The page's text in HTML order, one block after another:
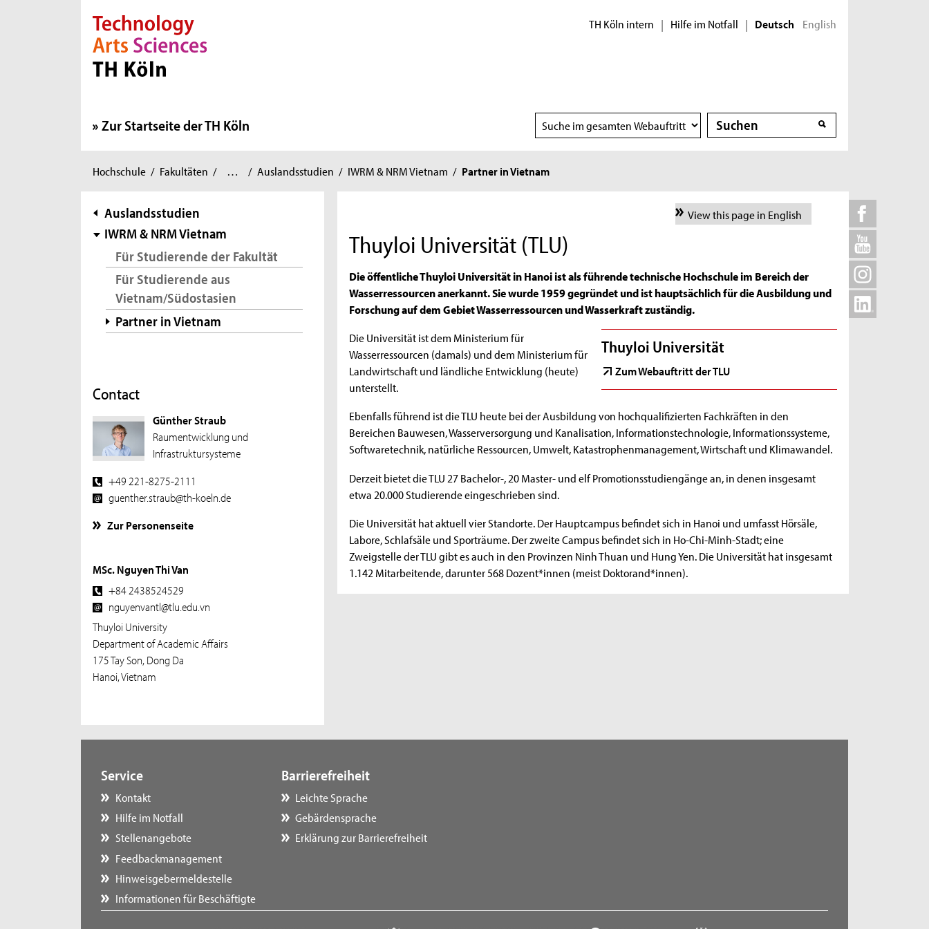
Direkt zur Hauptnavigation
Direkt zur Subnavigation
Direkt zum Inhalt
Direkt zum Fußbereich TH Köln intern | Hilfe im Notfall | Deutsch English
Zur Startseite der TH Köln
Suchbereich
wählen
Suche
Suche
Sie
hier:
Hochschule / Fakultäten / … /
Raumentwicklung
Studium
Auslandsstudien / IWRM & NRM Vietnam / Partner in Vietnam
Subnavigation
Auslandsstudien
IWRM & NRM Vietnam
Für Studierende der Fakultät
Für Studierende aus
Vietnam/Südostasien
Partner in Vietnam
Contact
Günther Straub
Raumentwicklung und
Infrastruktursysteme
+49 221-8275-2111
guenther.straub@th-koeln.de
Zur Personenseite
MSc. Nguyen Thi Van
+84 2438524529
nguyenvantl@tlu.edu.vn
Thuyloi University
Department of Academic Affairs
175 Tay Son, Dong Da
Hanoi, Vietnam
View this page in English
Thuyloi Universität (TLU)
Die öffentliche Thuyloi Universität in Hanoi ist als führende technische Hochschule im Bereich der
Wasserressourcen anerkannt. Sie wurde 1959 gegründet und ist hauptsächlich für die Ausbildung und
Forschung auf dem Gebiet Wasserressourcen und Wasserkraft zuständig.
Thuyloi Universität
Zum Webauftritt der TLU
Die Universität ist dem Ministerium für
Wasserressourcen (damals) und dem Ministerium für
Landwirtschaft und ländliche Entwicklung (heute)
unterstellt.
Ebenfalls führend ist die TLU heute bei der Ausbildung von hochqualifizierten Fachkräften in den
Bereichen Bauwesen, Wasserversorgung und Kanalisation, Informationstechnologie, Informationssysteme,
Softwaretechnik, natürliche Ressourcen, Umwelt, Katastrophenmanagement, Wirtschaft und Klimawandel.
Derzeit bietet die TLU 27 Bachelor-, 20 Master- und elf Promotionsstudiengänge an, in denen insgesamt
etwa 20.000 Studierende eingeschrieben sind.
Die Universität hat aktuell vier Standorte. Der Hauptcampus befindet sich in Hanoi und umfasst Hörsäle,
Labore, Schlafsäle und Sporträume. Der zweite Campus befindet sich in Ho-Chi-Minh-Stadt; eine
Zweigstelle der TLU gibt es auch in den Provinzen Ninh Thuan und Hung Yen. Die Universität hat insgesamt
1.142 Mitarbeitende, darunter 568 Dozent*innen (meist Doktorand*innen).
Service
Kontakt
Hilfe im Notfall
Stellenangebote
Feedbackmanagement
Hinweisgebermeldestelle
Informationen für Beschäftigte
Barrierefreiheit
Leichte Sprache
Gebärdensprache
Erklärung zur Barrierefreiheit